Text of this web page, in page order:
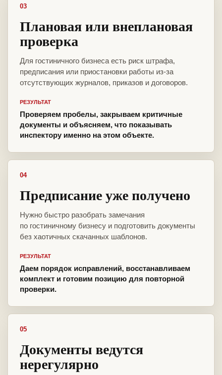
03
Плановая или внеплановая
проверка
Для гостиничного бизнеса есть риск штрафа,
предписания или приостановки работы из-за
отсутствующих журналов, приказов и договоров.
РЕЗУЛЬТАТ
Проверяем пробелы, закрываем критичные
документы и объясняем, что показывать
инспектору именно на этом объекте.
04
Предписание уже получено
Нужно быстро разобрать замечания
по гостиничному бизнесу и подготовить документы
без хаотичных скачанных шаблонов.
РЕЗУЛЬТАТ
Даем порядок исправлений, восстанавливаем
комплект и готовим позицию для повторной
проверки.
05
Документы ведутся
нерегулярно